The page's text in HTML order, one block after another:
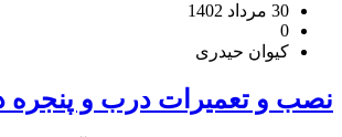
30 مرداد 1402
0
کیوان حیدری
نصب و تعمیرات درب و پنجره